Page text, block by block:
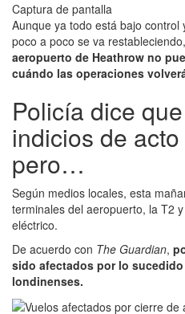
Captura de pantalla
Aunque ya todo está bajo
poco a poco se va
aeropuerto de Heathrow no
cuándo las operaciones
Policía dice
indicios de
pero…
Según medios locales, esta
terminales del aeropuerto, la T2
eléctrico.
De acuerdo con The Guardian,
sido afectados por lo
londinenses.